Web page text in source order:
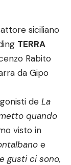
siciliano
TERRA
Rabito
da Gipo
de La
quando
visto in
e
gusti ci sono,